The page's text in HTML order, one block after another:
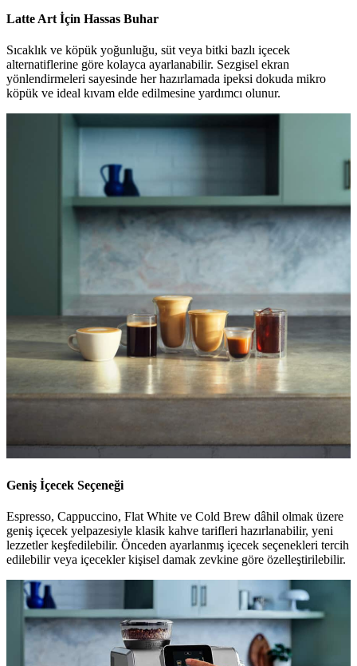
Latte Art İçin Hassas Buhar
Sıcaklık ve köpük yoğunluğu, süt veya bitki bazlı içecek
alternatiflerine göre kolayca ayarlanabilir. Sezgisel ekran
yönlendirmeleri sayesinde her hazırlamada ipeksi dokuda mikro
köpük ve ideal kıvam elde edilmesine yardımcı olunur.
Geniş İçecek Seçeneği
Espresso, Cappuccino, Flat White ve Cold Brew dâhil olmak üzere
geniş içecek yelpazesiyle klasik kahve tarifleri hazırlanabilir, yeni
lezzetler keşfedilebilir. Önceden ayarlanmış içecek seçenekleri tercih
edilebilir veya içecekler kişisel damak zevkine göre özelleştirilebilir.